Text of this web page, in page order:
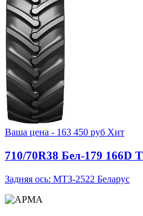
Ваша цена - 163 450 руб Хит
710/70R38 Бел-179 166D
Задняя ось: МТЗ-2522 Беларус